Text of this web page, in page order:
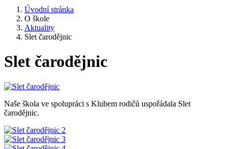
Úvodní stránka
O škole
Aktuality
Slet čarodějnic
Slet čarodějnic
Naše škola ve spolupráci s Klubem rodičů uspořádala Slet
čarodějnic.